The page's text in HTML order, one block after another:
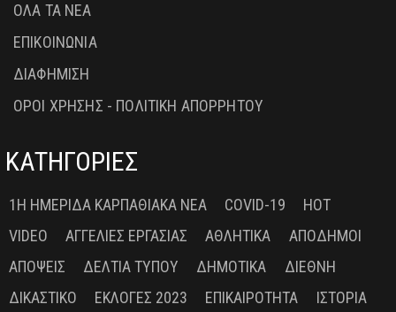
ΟΛΑ ΤΑ ΝΕΑ
ΕΠΙΚΟΙΝΩΝΙΑ
ΔΙΑΦΗΜΙΣΗ
ΟΡΟΙ ΧΡΗΣΗΣ - ΠΟΛΙΤΙΚΗ ΑΠΟΡΡΗΤΟΥ
ΚΑΤΗΓΟΡΙΕΣ
1Η ΗΜΕΡΊΔΑ ΚΑΡΠΑΘΙΑΚΆ ΝΈΑ COVID-19
HOT
VIDEO
ΑΓΓΕΛΊΕΣ ΕΡΓΑΣΊΑΣ ΑΘΛΗΤΙΚΆ
ΑΠΌΔΗΜΟΙ
ΑΠΌΨΕΙΣ
ΔΕΛΤΊΑ ΤΎΠΟΥ ΔΗΜΟΤΙΚΆ
ΔΙΕΘΝΉ
ΔΙΚΑΣΤΙΚΌ
ΕΚΛΟΓΈΣ 2023 ΕΠΙΚΑΙΡΌΤΗΤΑ ΙΣΤΟΡΊΑ